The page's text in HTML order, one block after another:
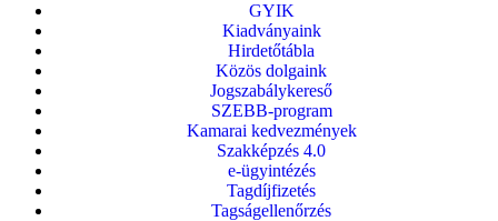
GYIK
Kiadványaink
Hirdetőtábla
Közös dolgaink
Jogszabálykereső
SZEBB-program
Kamarai kedvezmények
Szakképzés 4.0
e-ügyintézés
Tagdíjfizetés
Tagságellenőrzés